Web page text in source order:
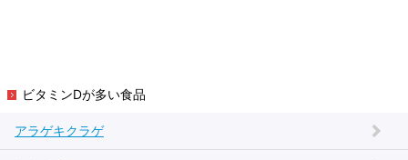
ビタミンDが多い食品
アラゲキクラゲ